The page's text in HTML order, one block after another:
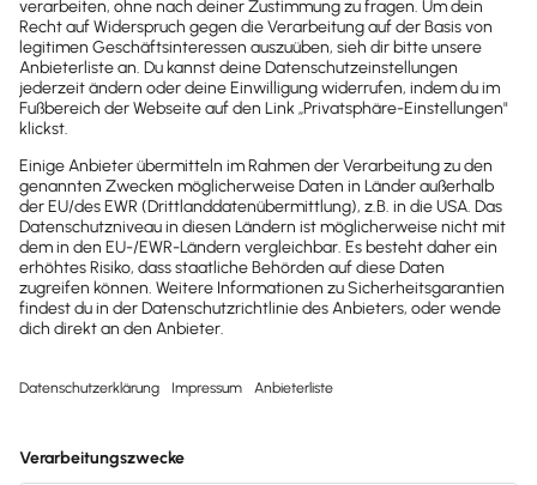
Brandheiße
News direkt in
dein Postfach
wichtige News zu
Gesetzesänderungen,
hilfreiche Praxis-Tipps und
kostenlose Tools für
Unternehmen erhalten?
Dann abonniere unseren